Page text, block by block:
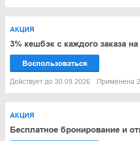
АКЦИЯ
3% кешбэк с каждого заказа на
Воспользоваться
Действует до 30.09.2026 Применена
АКЦИЯ
Бесплатное бронирование и